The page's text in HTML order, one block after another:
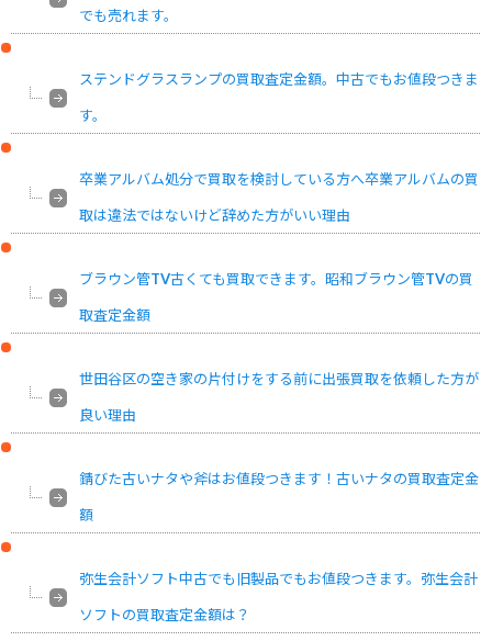
でも売れます。
ステンドグラスランプの買取査定金額。中古でもお値段つきま
す。
卒業アルバム処分で買取を検討している方へ卒業アルバムの買
取は違法ではないけど辞めた方がいい理由
ブラウン管TV古くても買取できます。昭和ブラウン管TVの買
取査定金額
世田谷区の空き家の片付けをする前に出張買取を依頼した方が
良い理由
錆びた古いナタや斧はお値段つきます！古いナタの買取査定金
額
弥生会計ソフト中古でも旧製品でもお値段つきます。弥生会計
ソフトの買取査定金額は？